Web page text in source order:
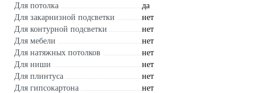
Для потолка
да
Для закарнизной подсветки
нет
Для контурной подсветки
нет
Для мебели
нет
Для натяжных потолков
нет
Для ниши
нет
Для плинтуса
нет
Для гипсокартона
нет